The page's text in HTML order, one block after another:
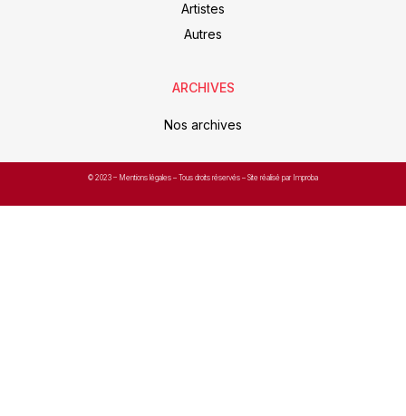
Artistes
Autres
ARCHIVES
Nos archives
© 2023 – Mentions légales – Tous droits réservés – Site réalisé par Improba